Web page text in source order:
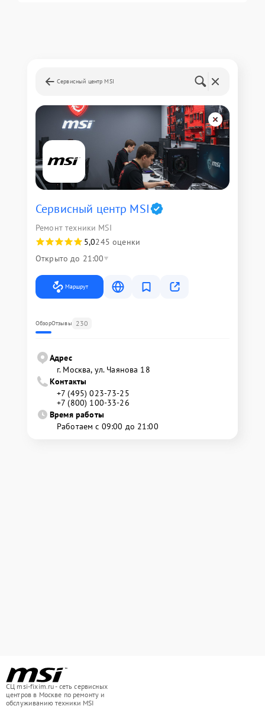
Сервисный центр MSI
Сервисный центр MSI
Ремонт техники MSI
5,0245 оценки
Открыто до 21:00
Маршрут
ОбзорОтзывы 230
Адрес
г. Москва, ул. Чаянова 18
Контакты
+7 (495) 023-73-25
+7 (800) 100-33-26
Время работы
Работаем с 09:00 до 21:00
СЦ msi-fixim.ru - сеть сервисных
центров в Москве по ремонту и
обслуживанию техники MSI